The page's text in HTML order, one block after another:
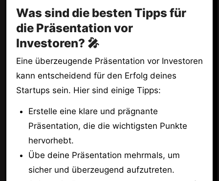
Was sind die besten Tipps für
die Präsentation vor
Investoren? 🎤
Eine überzeugende Präsentation vor Investoren
kann entscheidend für den Erfolg deines
Startups sein. Hier sind einige Tipps:
Erstelle eine klare und prägnante
Präsentation, die die wichtigsten Punkte
hervorhebt.
Übe deine Präsentation mehrmals, um
sicher und überzeugend aufzutreten.